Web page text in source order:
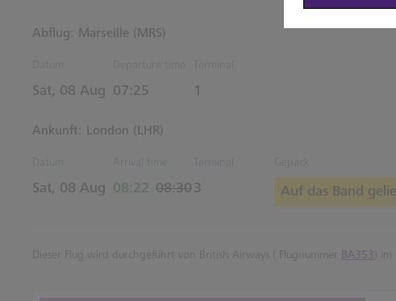
Abflug: Marseille (MRS)
Sat, 08 Aug Estimated Uhrzeiten
07:25 1
Ankunft: London (LHR)
Sat, 08 Aug actual Uhrzeiten
08:22
Estimated Uhrzeiten
08:303 Auf das Band
Dieser Flug wird durchgeführt von British Airways ( Flugnummer BA353 ) im